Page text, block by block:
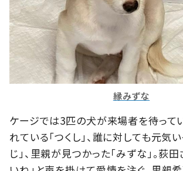
縁みずな
ケージでは3匹の犬が来場者を待って
れている「つくし」、誰に対しても元気
じ」、里親が見つかった「みずな」。荻